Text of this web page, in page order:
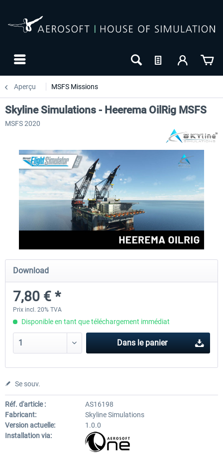
Aperçu MSFS Missions
Perfect Flight - Flying Germany MSFS
15,00 € *
Perfect Flight - FS Explorer -
Skyline Simulations - Heerema OilRig MSFS
MSFS 2020
Download
7,80 € *
Prix incl. 20% TVA
Disponible en tant que téléchargement immédiat
Dans le panier
Se souv.
Réf. d'article :
AS16198
Fabricant:
Skyline Simulations
Version actuelle:
1.0.0
Installation via: